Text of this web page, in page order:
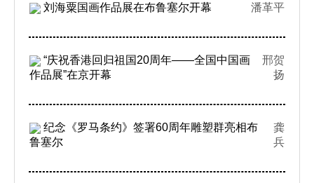
刘海粟国画作品展在布鲁塞尔开幕 潘革平
“庆祝香港回归祖国20周年——全国中国画
作品展”在京开幕
邢贺
扬
纪念《罗马条约》签署60周年雕塑群亮相布
鲁塞尔
龚
兵